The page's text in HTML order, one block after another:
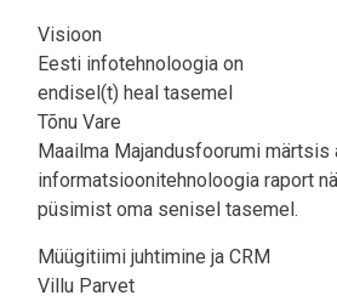
Visioon
Eesti infotehnoloogia on
endisel(t) heal tasemel
Tõnu Vare
Maailma Majandusfoorumi märtsis
informatsioonitehnoloogia raport
püsimist oma senisel tasemel.
Müügitiimi juhtimine ja CRM
Villu Parvet